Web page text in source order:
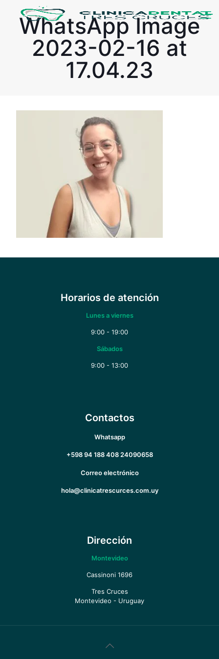
WhatsApp Image
2023-02-16 at
17.04.23
Horarios de atención
Lunes a viernes
9:00 - 19:00
Sábados
9:00 - 13:00
Contactos
Whatsapp
+598 94 188 40824090658
Correo electrónico
hola@clinicatrescurces.com.uy
Dirección
Montevideo
Cassinoni 1696
Tres Cruces
Montevideo - Uruguay